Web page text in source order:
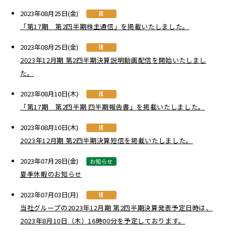
2023年08月25日(金) IR
「第17期 第2四半期株主通信」を掲載いたしました。
2023年08月25日(金) IR
2023年12月期 第2四半期決算説明動画配信を開始いたしまし
た。
2023年08月10日(木) IR
「第17期 第2四半期 四半期報告書」を掲載いたしました。
2023年08月10日(木) IR
2023年12月期 第2四半期決算短信を掲載いたしました。
2023年07月28日(金) お知らせ
夏季休暇のお知らせ
2023年07月03日(月) IR
当社グループの2023年12月期 第2四半期決算発表予定日時は、
2023年8月10日（木）16時00分を予定しております。